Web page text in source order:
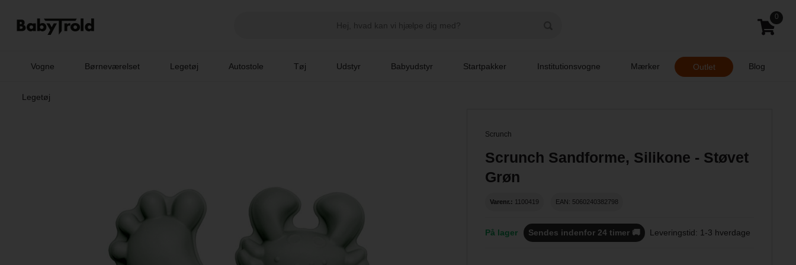
0
Vogne Børneværelset Legetøj Autostole Tøj Udstyr Babyudstyr Startpakker Institutionsvogne Mærker Outlet Blog
Legetøj
Scrunch
Scrunch Sandforme, Silikone - Støvet
Grøn
Varenr.: 1100419 EAN: 5060240382798
På lager Sendes indenfor 24 timer 🚚 Leveringstid: 1-3 hverdage